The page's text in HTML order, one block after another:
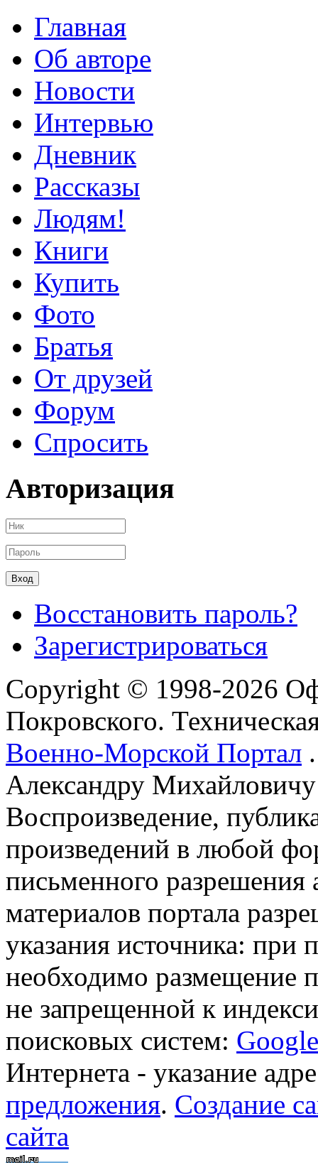
Главная
Об авторе
Новости
Интервью
Дневник
Рассказы
Людям!
Книги
Купить
Фото
Братья
От друзей
Форум
Спросить
Авторизация
Восстановить пароль?
Зарегистрироваться
Copyright © 1998-2026
Покровского.
Военно-Морской Портал
Александру
Воспроизведение,
произведений в любой
письменного разрешения
материалов портала
указания источника: при
необходимо размещение
не запрещенной к
поисковых систем: Google
Интернета - указание
предложения. Создание
сайта